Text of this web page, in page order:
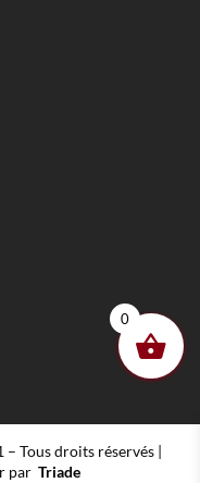
Tous droits réservés |
par Triade
0